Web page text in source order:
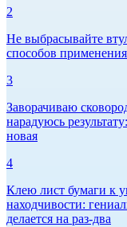
2
Не выбрасывайте
способов
3
Заворачиваю
нарадуюсь
новая
4
Клею лист бумаги к
находчивости:
делается на раз-два